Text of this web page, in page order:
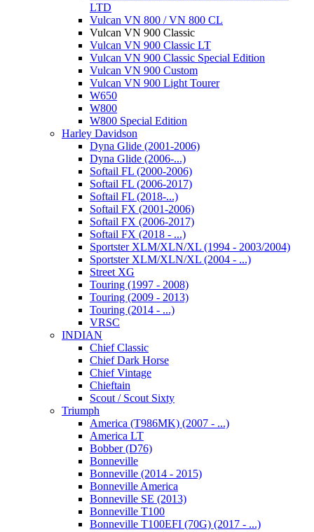
LTD
Vulcan VN 800 / VN 800 CL
Vulcan VN 900 Classic
Vulcan VN 900 Classic LT
Vulcan VN 900 Classic Special Edition
Vulcan VN 900 Custom
Vulcan VN 900 Light Tourer
W650
W800
W800 Special Edition
Harley Davidson
Dyna Glide (2001-2006)
Dyna Glide (2006-...)
Softail FL (2000-2006)
Softail FL (2006-2017)
Softail FL (2018-...)
Softail FX (2001-2006)
Softail FX (2006-2017)
Softail FX (2018 - ...)
Sportster XLM/XLN/XL (1994 - 2003/2004)
Sportster XLM/XLN/XL (2004 - ...)
Street XG
Touring (1997 - 2008)
Touring (2009 - 2013)
Touring (2014 - ...)
VRSC
INDIAN
Chief Classic
Chief Dark Horse
Chief Vintage
Chieftain
Scout / Scout Sixty
Triumph
America (T986MK) (2007 - ...)
America LT
Bobber (D76)
Bonneville
Bonneville (2014 - 2015)
Bonneville America
Bonneville SE (2013)
Bonneville T100
Bonneville T100EFI (70G) (2017 - ...)